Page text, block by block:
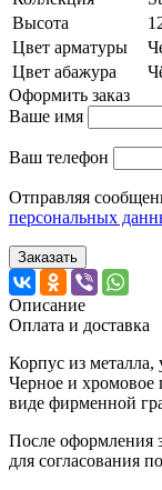
Высота
Цвет арматуры
Цвет абажура
Оформить заказ
Ваше имя
Ваш телефон
Отправляя
персональных
Заказать
Описание
Оплата и доставка
Корпус из
Черное и хромовое
виде фирменной
После оформления
для согласования